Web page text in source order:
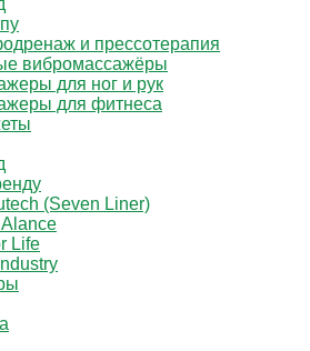
и прессотерапия
вибромассажёры
для ног и рук
для фитнеса
(Seven Liner)
Life